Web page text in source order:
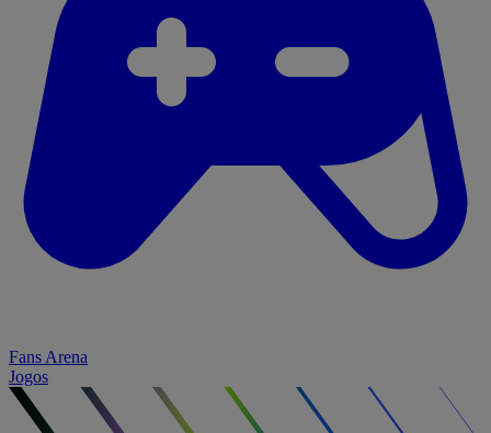
Fans Arena
Jogos